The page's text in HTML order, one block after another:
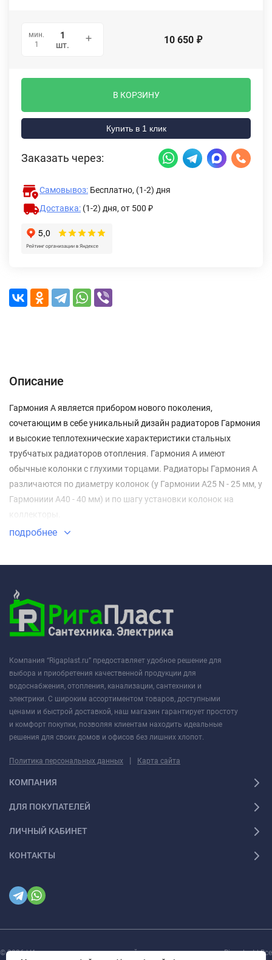
мин.
1
шт. 10 650 ₽
В КОРЗИНУ
Купить в 1 клик
Заказать через:
Самовывоз: Бесплатно, (1-2) дня
Доставка: (1-2) дня, от 500 ₽
Описание
Гармония А является прибором нового поколения,
сочетающим в себе уникальный дизайн радиаторов Гармония
и высокие теплотехнические характеристики стальных
трубчатых радиаторов отопления. Гармония А имеют
обычные колонки с глухими торцами. Радиаторы Гармония А
различаются по диаметру колонок (у Гармонии А25 N - 25 мм, у
Гармониии А40 - 40 мм) и по шагу установки колонок на
коллекторы.
подробнее
Компания “Rigaplast.ru” предоставляет удобное решение для
выбора и приобретения качественной продукции для
водоснабжения, отопления, канализации, сантехники и
электрики. С широким ассортиментом товаров, доступными
ценами и быстрой доставкой, наш магазин гарантирует простоту
и комфорт покупки, позволяя клиентам находить идеальные
решения для своих домов и офисов без лишних хлопот.
Политика персональных данных | Карта сайта
КОМПАНИЯ
ДЛЯ ПОКУПАТЕЛЕЙ
ЛИЧНЫЙ КАБИНЕТ
КОНТАКТЫ
© 2026 | Интернет магазин инженерной сантехники и электрики Rigaplast | Все